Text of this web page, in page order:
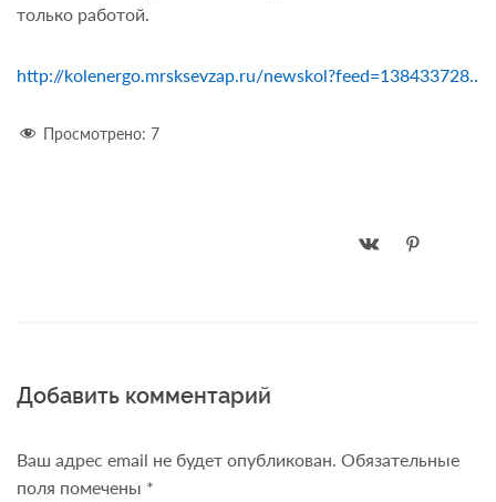
только работой.
http://kolenergo.mrsksevzap.ru/newskol?feed=138433728..
Просмотрено: 7
Добавить комментарий
Ваш адрес email не будет опубликован. Обязательные
поля помечены *